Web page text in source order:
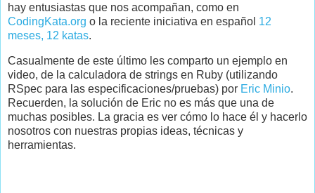
hay entusiastas que nos acompañan, como en
CodingKata.org o la reciente iniciativa en español 12
meses, 12 katas.
Casualmente de este último les comparto un ejemplo en
video, de la calculadora de strings en Ruby (utilizando
RSpec para las especificaciones/pruebas) por Eric Minio.
Recuerden, la solución de Eric no es más que una de
muchas posibles. La gracia es ver cómo lo hace él y hacerlo
nosotros con nuestras propias ideas, técnicas y
herramientas.